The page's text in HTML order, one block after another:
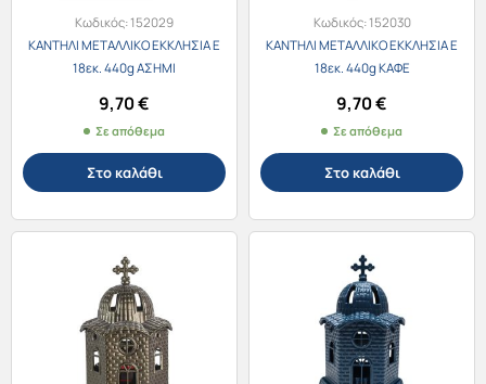
Κωδικός:152029
ΚΑΝΤΗΛΙ ΜΕΤΑΛΛΙΚΟ ΕΚΚΛΗΣΙΑ Ε
18εκ. 440g ΑΣΗΜΙ
9,70€
Σε απόθεμα
Στο καλάθι
Κωδικός:152030
ΚΑΝΤΗΛΙ ΜΕΤΑΛΛΙΚΟ ΕΚΚΛΗΣΙΑ Ε
18εκ. 440g ΚΑΦΕ
9,70€
Σε απόθεμα
Στο καλάθι